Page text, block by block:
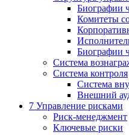
Биографии
Комитеты
Биографии
Система
Система контроля
Система
Внешний
7 Управление рисками
Риск-менеджмент
Ключевые риски